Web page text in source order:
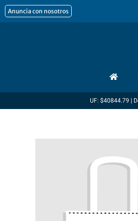
al
Anuncia con nosotros
UF: $40844.79 |